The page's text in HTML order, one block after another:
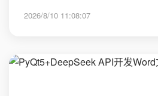
2026/8/10 11:08:07